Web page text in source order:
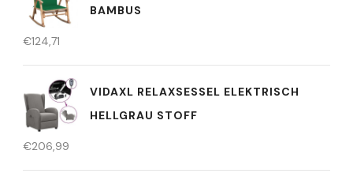
BAMBUS
€124,71
VIDAXL RELAXSESSEL ELEKTRISCH
HELLGRAU STOFF
€206,99